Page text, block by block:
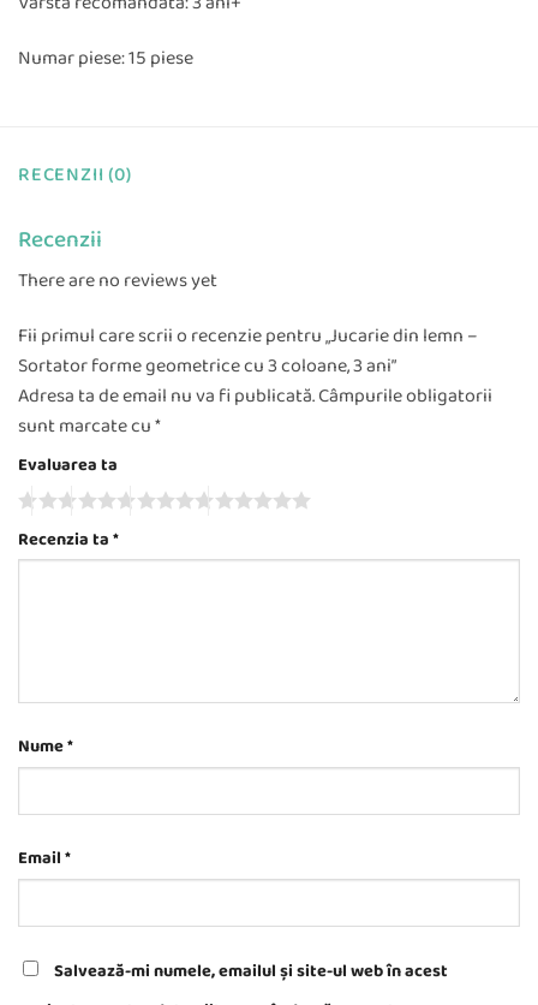
Numar piese: 15 piese
RECENZII (0)
Recenzii
There are no reviews yet
Fii primul care scrii o recenzie pentru „Jucarie din lemn –
Sortator forme geometrice cu 3 coloane, 3 ani”
Adresa ta de email nu va fi publicată.Câmpurile obligatorii
sunt marcate cu*
Evaluarea ta
Recenzia ta*
Nume*
Email*
Salvează-mi numele, emailul și site-ul web în acest